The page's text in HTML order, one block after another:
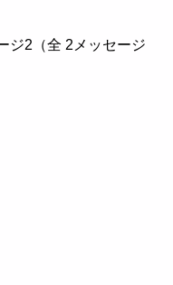
ジ2（全 2メッセージ